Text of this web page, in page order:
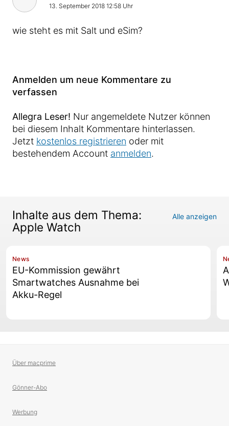
13. September 2018 12:58 Uhr
wie steht es mit Salt und eSim?
Anmelden um neue Kommentare zu
verfassen
Allegra Leser! Nur angemeldete Nutzer können
bei diesem Inhalt Kommentare hinterlassen.
Jetzt kostenlos registrieren oder mit
bestehendem Account anmelden.
Inhalte aus dem Thema:
Apple Watch
Alle anzeigen
News
EU-Kommission gewährt
Smartwatches Ausnahme bei
Akku-Regel
Über macprime
Gönner-Abo
Werbung